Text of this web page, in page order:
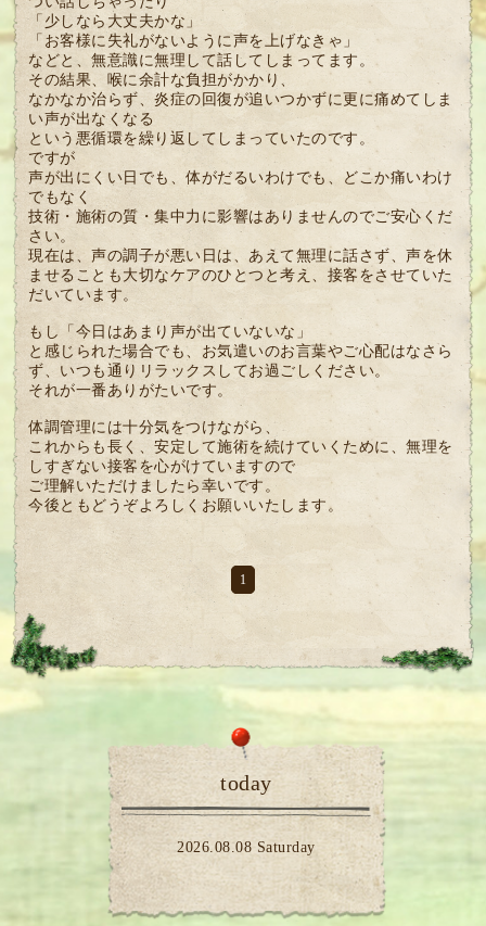
「少しなら大丈夫かな」
「お客様に失礼がないように声を上げなきゃ」
などと、無意識に無理して話してしまってます。
その結果、喉に余計な負担がかかり、
なかなか治らず、炎症の回復が追いつかずに更に痛めてしま
い声が出なくなる
という悪循環を繰り返してしまっていたのです。
ですが
声が出にくい日でも、体がだるいわけでも、どこか痛いわけ
でもなく
技術・施術の質・集中力に影響はありませんのでご安心くだ
さい。
現在は、声の調子が悪い日は、あえて無理に話さず、声を休
ませることも大切なケアのひとつと考え、接客をさせていた
だいています。
もし「今日はあまり声が出ていないな」
と感じられた場合でも、お気遣いのお言葉やご心配はなさら
ず、いつも通りリラックスしてお過ごしください。
それが一番ありがたいです。
体調管理には十分気をつけながら、
これからも長く、安定して施術を続けていくために、無理を
しすぎない接客を心がけていますので
ご理解いただけましたら幸いです。
今後ともどうぞよろしくお願いいたします。
1
today
2026.08.08 Saturday